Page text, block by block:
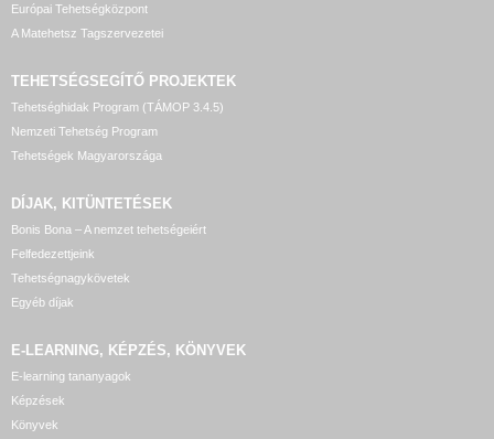
Európai Tehetségközpont
A Matehetsz Tagszervezetei
TEHETSÉGSEGÍTŐ PROJEKTEK
Tehetséghidak Program (TÁMOP 3.4.5)
Nemzeti Tehetség Program
Tehetségek Magyarországa
DÍJAK, KITÜNTETÉSEK
Bonis Bona – A nemzet tehetségeiért
Felfedezettjeink
Tehetségnagykövetek
Egyéb díjak
E-LEARNING, KÉPZÉS, KÖNYVEK
E-learning tananyagok
Képzések
Könyvek